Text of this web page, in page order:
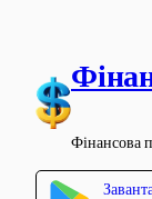
вмісту
Фінансова